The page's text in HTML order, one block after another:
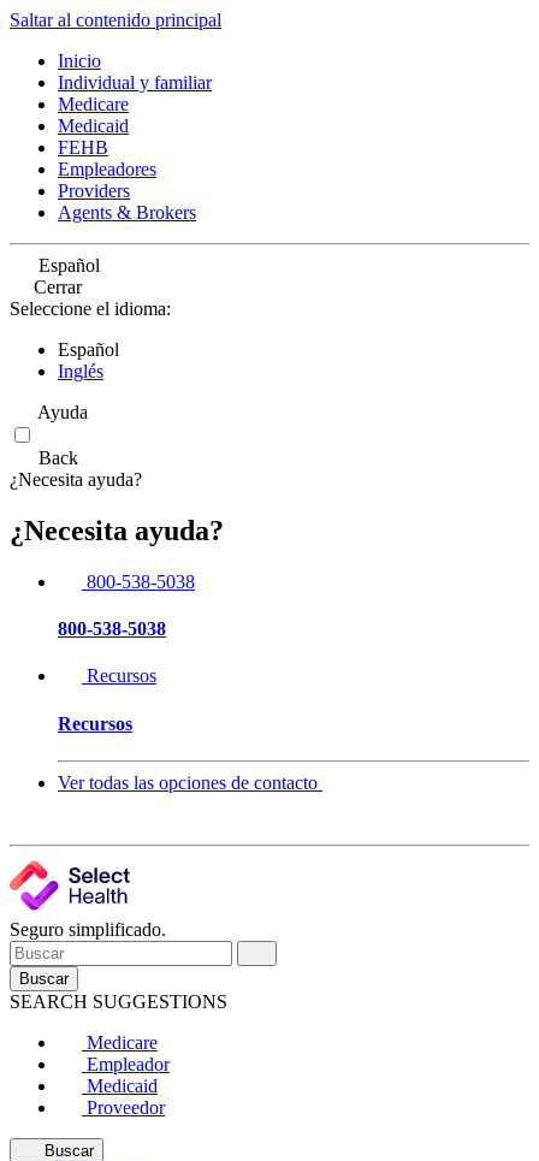
Saltar al contenido principal
Inicio
Individual y familiar
Medicare
Medicaid
FEHB
Empleadores
Providers
Agents & Brokers
Español
Cerrar
Seleccione el idioma:
Español
Inglés
Ayuda
Back
¿Necesita ayuda?
¿Necesita ayuda?
800-538-5038
800-538-5038
Recursos
Recursos
Ver todas las opciones de contacto
Seguro simplificado.
Buscar
SEARCH SUGGESTIONS
Medicare
Empleador
Medicaid
Proveedor
Buscar